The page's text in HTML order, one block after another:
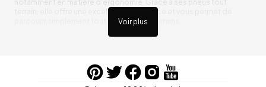
Voir plus
notamment en matière d'ergonomie. Grâce à ses pneus tout
terrain, elle offre une excellente adhérence et vous permet de
parcourir simplement toutes sortes de terrains.
Trottinette électrique tout terrain ergonomique
entre vos trajets, vous n’aurez pas à vous soucier de l’état de sa
batterie. De plus, elle est équipée de pneus résistants qui peuvent